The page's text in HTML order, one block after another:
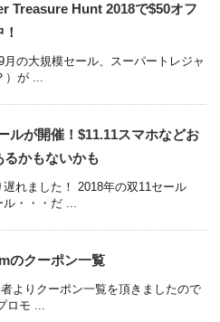
Treasure Hunt 2018で$50オフ
の大規模セール、スーパートレジャ
）が ...
ルが開催！$11.11スマホなどお
るかもないかも
れました！ 2018年の双11セール
ル・・・だ ...
のクーポン一覧
よりクーポン一覧を頂きましたので
ロモ ...